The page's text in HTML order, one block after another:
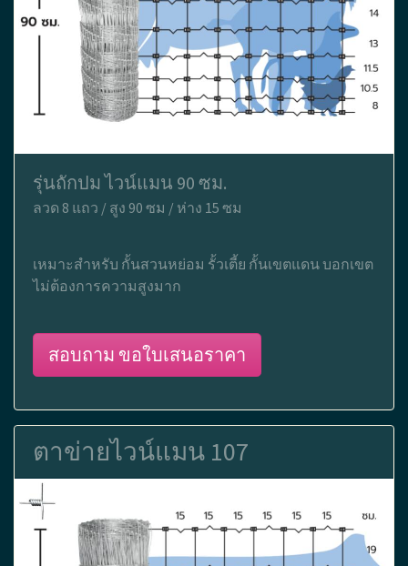
รุ่นถักปม ไวน์แมน 90 ซม.
ลวด 8 แถว / สูง 90 ซม / ห่าง 15 ซม
เหมาะสำหรับ กั้นสวนหย่อม รั้วเตี้ย กั้นเขตแดน บอกเขต
ไม่ต้องการความสูงมาก
สอบถาม ขอใบเสนอราคา
ตาข่ายไวน์แมน 107